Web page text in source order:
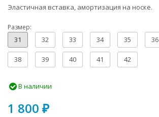
Эластичная вставка, амортизация на носке.
Размер:
31 32 33 34 35 36
38 39 40 41 42
В наличии
1 800 ₽